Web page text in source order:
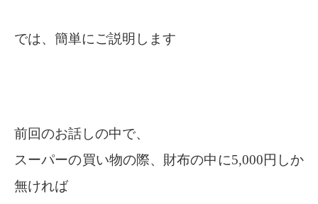
では、簡単にご説明します
前回のお話しの中で、
スーパーの買い物の際、財布の中に5,000円しか
無ければ